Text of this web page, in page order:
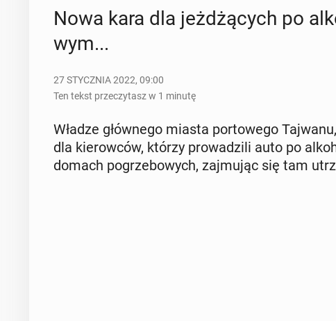
Nowa kara dla jeż­dżą­cych po
wym...
27 STYCZNIA 2022, 09:00
Ten tekst przeczytasz w 1 minutę
Władze głów­ne­go miasta por­to­we­go
dla kie­row­ców, którzy pro­wa­dzi­li auto po
domach po­grze­bo­wych, zaj­mu­jąc się tam